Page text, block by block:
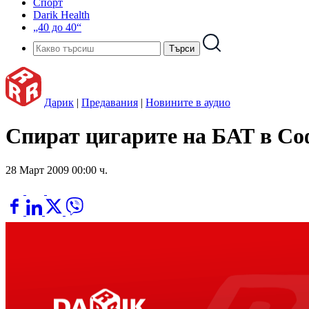
Спорт
Darik Health
„40 до 40“
Дарик | Предавания | Новините в аудио
Спират цигарите на БАТ в
28 Март 2009 00:00 ч.